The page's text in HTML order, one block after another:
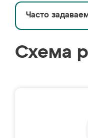
Часто
Схема